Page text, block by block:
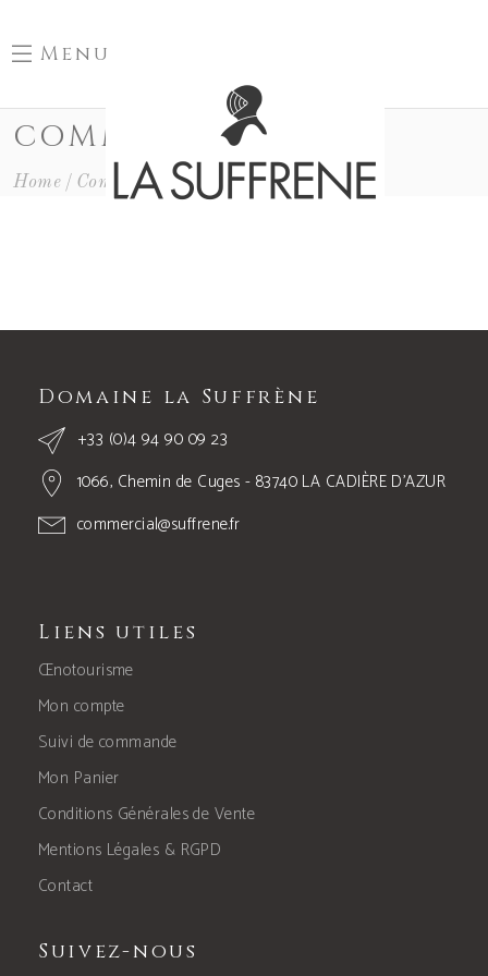
Menu
COMMANDER
Home Commander
Domaine la Suffrène
+33 (0)4 94 90 09 23
1066, Chemin de Cuges - 83740 LA CADIÈRE D’AZUR
commercial@suffrene.fr
Liens utiles
Œnotourisme
Mon compte
Suivi de commande
Mon Panier
Conditions Générales de Vente
Mentions Légales & RGPD
Contact
Suivez-nous